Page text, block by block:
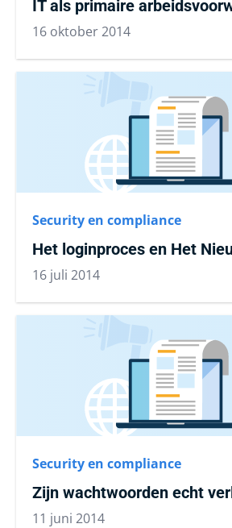
IT als primaire
16 oktober 2014
Security en compliance
Het loginproces en Het
16 juli 2014
Security en compliance
Zijn wachtwoorden echt
11 juni 2014